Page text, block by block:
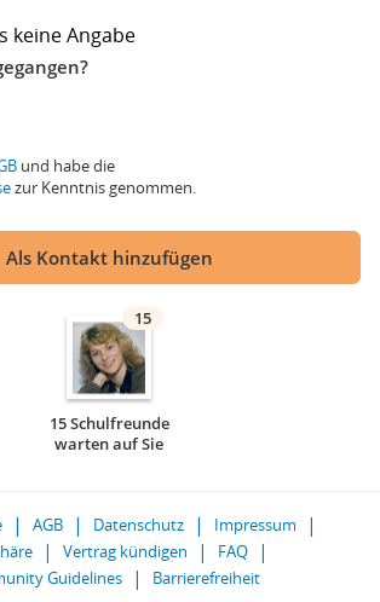
keine Angabe
und habe die
zur Kenntnis genommen.
Als Kontakt hinzufügen
15
15 Schulfreunde
warten auf Sie
AGB Datenschutz
Impressum
Vertrag kündigen
FAQ
Guidelines
Barrierefreiheit